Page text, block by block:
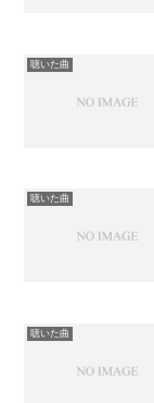
聴いた曲
聴いた曲
聴いた曲